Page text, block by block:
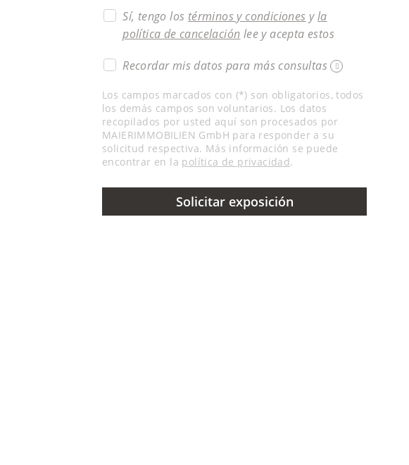
Sí, tengo los términos y condiciones yla
política de cancelación lee y acepta estos
Recordar mis datos para más consultas
Los campos marcados con (*) son obligatorios, todos
los demás campos son voluntarios. Los datos
recopilados por usted aquí son procesados ​​por
MAIERIMMOBILIEN GmbH para responder a su
solicitud respectiva. Más información se puede
encontrar en la política de privacidad.
Solicitar exposición